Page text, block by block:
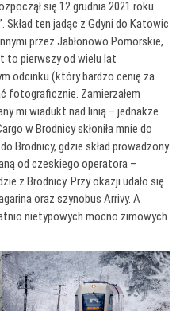
się 12 grudnia 2021 roku
Skład ten jadąc z Gdyni do Katowic
przez Jabłonowo Pomorskie,
to pierwszy od wielu lat
odcinku (który bardzo cenię za
fotograficznie. Zamierzałem
mi wiadukt nad linią – jednakże
w Brodnicy skłoniła mnie do
Brodnicy, gdzie skład prowadzony
od czeskiego operatora –
z Brodnicy. Przy okazji udało się
oraz szynobus Arrivy. A
nietypowych mocno zimowych